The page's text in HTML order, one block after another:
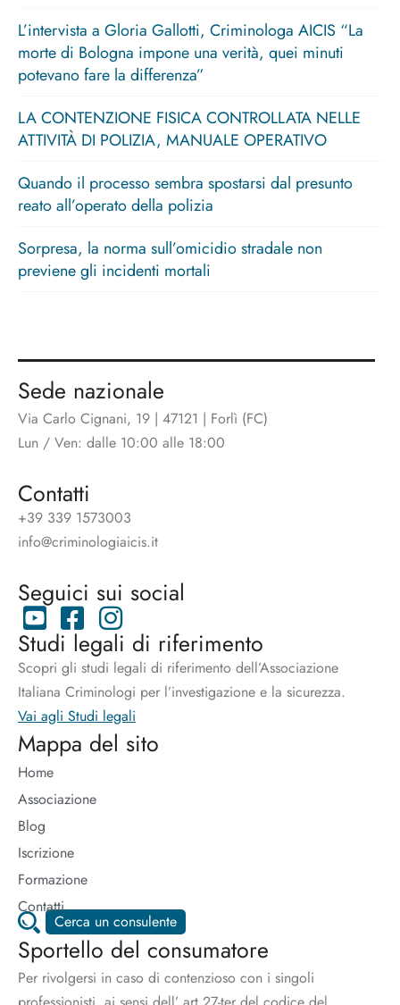
L’intervista a Gloria Gallotti, Criminologa AICIS “La
morte di Bologna impone una verità, quei minuti
potevano fare la differenza”
LA CONTENZIONE FISICA CONTROLLATA NELLE
ATTIVITÀ DI POLIZIA, MANUALE OPERATIVO
Quando il processo sembra spostarsi dal presunto
reato all’operato della polizia
Sorpresa, la norma sull’omicidio stradale non
previene gli incidenti mortali
Sede nazionale
Via Carlo Cignani, 19 | 47121 | Forlì (FC)
Lun / Ven: dalle 10:00 alle 18:00
Contatti
+39 339 1573003
info@criminologiaicis.it
Seguici sui social
Studi legali di riferimento
Scopri gli studi legali di riferimento dell’Associazione
Italiana Criminologi per l’investigazione e la sicurezza.
Vai agli Studi legali
Mappa del sito
Home
Associazione
Blog
Iscrizione
Formazione
Contatti
Cerca un consulente
Sportello del consumatore
Per rivolgersi in caso di contenzioso con i singoli